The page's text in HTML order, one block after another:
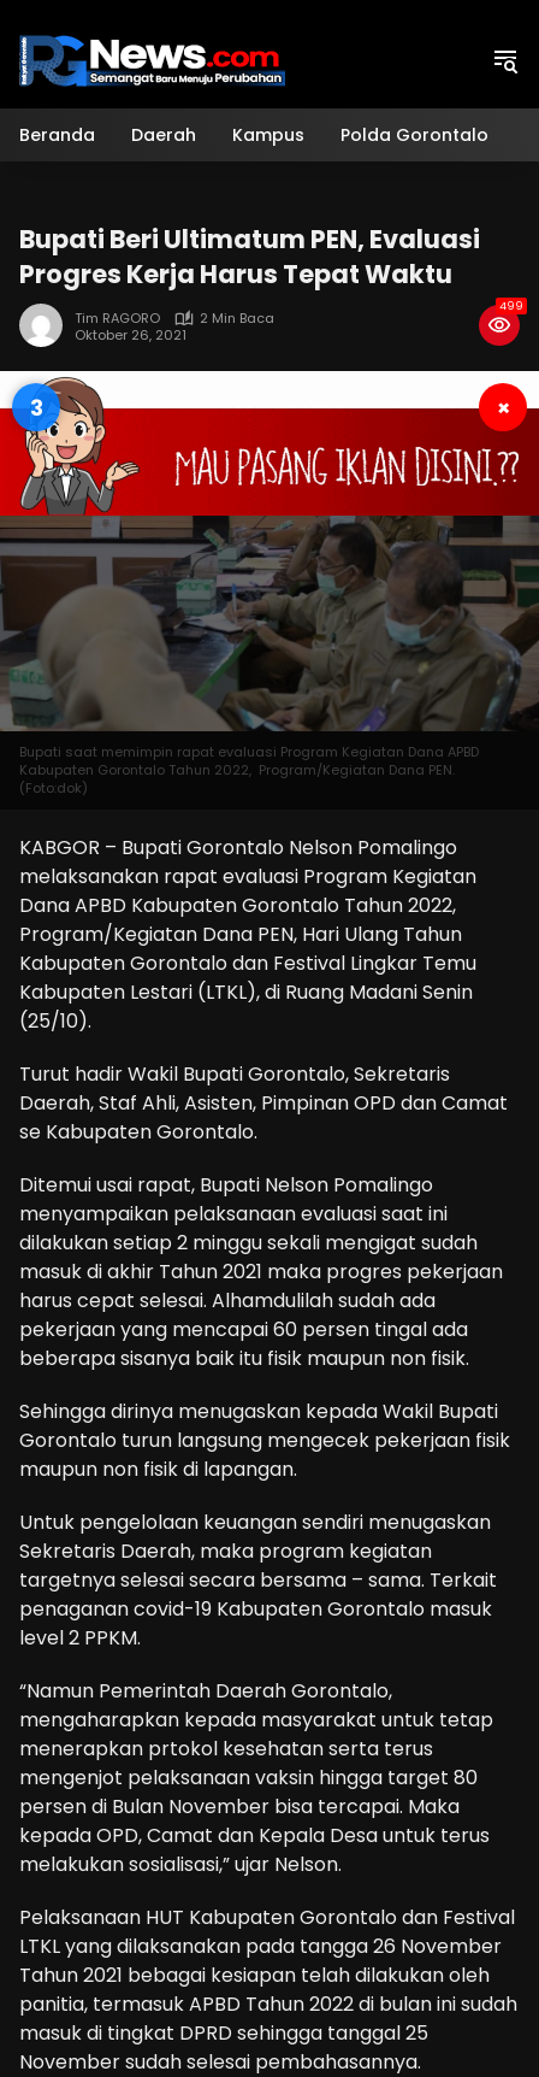
konten
Beranda Daerah Kampus Polda Gorontalo
Bupati Beri Ultimatum PEN, Evaluasi
Progres Kerja Harus Tepat Waktu
Tim RAGORO
2 Min Baca
Oktober 26, 2021
499
2 ×
Bupati saat memimpin rapat evaluasi Program Kegiatan Dana APBD
Kabupaten Gorontalo Tahun 2022, Program/Kegiatan Dana PEN.
(Foto:dok)
KABGOR – Bupati Gorontalo Nelson Pomalingo
melaksanakan rapat evaluasi Program Kegiatan
Dana APBD Kabupaten Gorontalo Tahun 2022,
Program/Kegiatan Dana PEN, Hari Ulang Tahun
Kabupaten Gorontalo dan Festival Lingkar Temu
Kabupaten Lestari (LTKL), di Ruang Madani Senin
(25/10).
Turut hadir Wakil Bupati Gorontalo, Sekretaris
Daerah, Staf Ahli, Asisten, Pimpinan OPD dan Camat
se Kabupaten Gorontalo.
Ditemui usai rapat, Bupati Nelson Pomalingo
menyampaikan pelaksanaan evaluasi saat ini
dilakukan setiap 2 minggu sekali mengigat sudah
masuk di akhir Tahun 2021 maka progres pekerjaan
harus cepat selesai. Alhamdulilah sudah ada
pekerjaan yang mencapai 60 persen tingal ada
beberapa sisanya baik itu fisik maupun non fisik.
Sehingga dirinya menugaskan kepada Wakil Bupati
Gorontalo turun langsung mengecek pekerjaan fisik
maupun non fisik di lapangan.
Untuk pengelolaan keuangan sendiri menugaskan
Sekretaris Daerah, maka program kegiatan
targetnya selesai secara bersama – sama. Terkait
penaganan covid-19 Kabupaten Gorontalo masuk
level 2 PPKM.
“Namun Pemerintah Daerah Gorontalo,
mengaharapkan kepada masyarakat untuk tetap
menerapkan prtokol kesehatan serta terus
mengenjot pelaksanaan vaksin hingga target 80
persen di Bulan November bisa tercapai. Maka
kepada OPD, Camat dan Kepala Desa untuk terus
melakukan sosialisasi,” ujar Nelson.
Pelaksanaan HUT Kabupaten Gorontalo dan Festival
LTKL yang dilaksanakan pada tangga 26 November
Tahun 2021 bebagai kesiapan telah dilakukan oleh
panitia, termasuk APBD Tahun 2022 di bulan ini sudah
masuk di tingkat DPRD sehingga tanggal 25
November sudah selesai pembahasannya.